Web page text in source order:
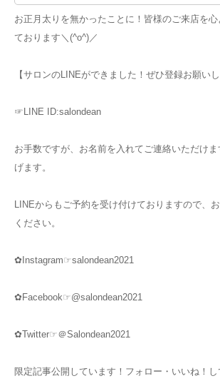
お正月太りを無かったことに！皆様のご来店を
ております＼(^o^)／
【サロンのLINEができました！ぜひ登録お願いし
☞LINE ID:salondean
お手数ですが、お名前を入れてご連絡いただけ
げます。
LINEからもご予約を受け付けておりますので、
ください。
✿Instagram☞salondean2021
✿Facebook☞@salondean2021
✿Twitter☞＠Salondean2021
限定記事公開しています！フォロー・いいね！